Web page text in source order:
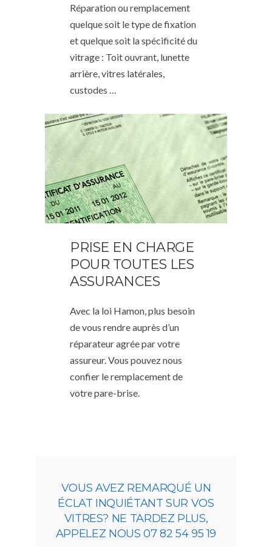
Réparation ou remplacement
quelque soit le type de fixation
et quelque soit la spécificité du
vitrage : Toit ouvrant, lunette
arrière, vitres latérales,
custodes …
PRISE EN CHARGE
POUR TOUTES LES
ASSURANCES
Avec la loi Hamon, plus besoin
de vous rendre auprès d’un
réparateur agrée par votre
assureur. Vous pouvez nous
confier le remplacement de
votre pare-brise.
VOUS AVEZ REMARQUÉ UN
ÉCLAT INQUIÉTANT SUR VOS
VITRES? NE TARDEZ PLUS,
APPELEZ NOUS 07 82 54 95 19